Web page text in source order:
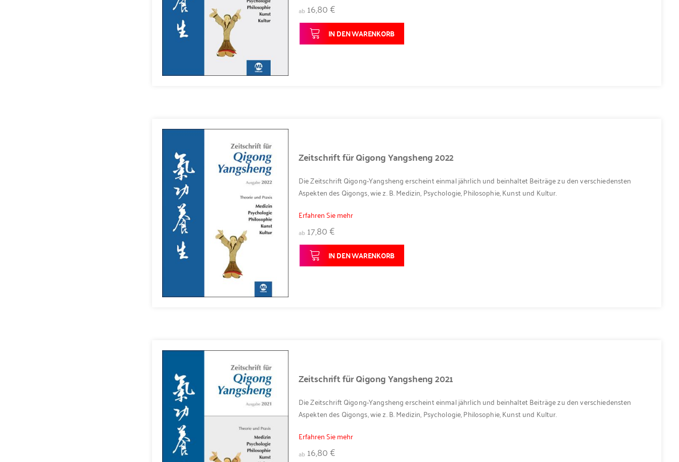
ab 16,80 €
IN DEN WARENKORB
Zeitschrift für Qigong Yangsheng 2022
Die Zeitschrift Qigong-Yangsheng erscheint einmal jährlich und beinhaltet Beiträge zu den verschiedensten
Aspekten des Qigongs, wie z. B. Medizin, Psychologie, Philosophie, Kunst und Kultur.
Erfahren Sie mehr
ab 17,80 €
IN DEN WARENKORB
Zeitschrift für Qigong Yangsheng 2021
Die Zeitschrift Qigong-Yangsheng erscheint einmal jährlich und beinhaltet Beiträge zu den verschiedensten
Aspekten des Qigongs, wie z. B. Medizin, Psychologie, Philosophie, Kunst und Kultur.
Erfahren Sie mehr
ab 16,80 €